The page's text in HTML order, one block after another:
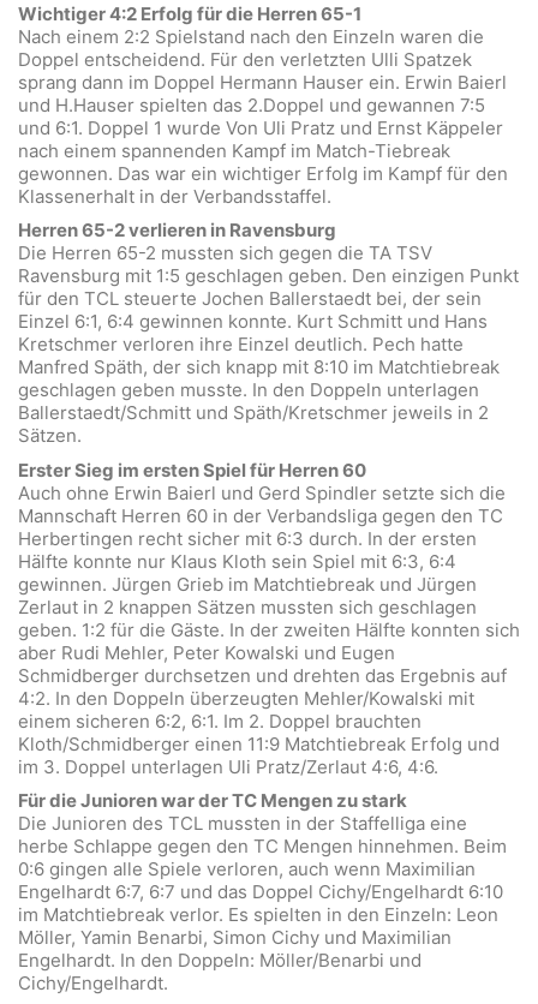
Wichtiger 4:2 Erfolg für die Herren 65-1
Nach einem 2:2 Spielstand nach den Einzeln waren die
Doppel entscheidend. Für den verletzten Ulli Spatzek
sprang dann im Doppel Hermann Hauser ein. Erwin Baierl
und H.Hauser spielten das 2.Doppel und gewannen 7:5
und 6:1. Doppel 1 wurde Von Uli Pratz und Ernst Käppeler
nach einem spannenden Kampf im Match-Tiebreak
gewonnen. Das war ein wichtiger Erfolg im Kampf für den
Klassenerhalt in der Verbandsstaffel.
Herren 65-2 verlieren in Ravensburg
Die Herren 65-2 mussten sich gegen die TA TSV
Ravensburg mit 1:5 geschlagen geben. Den einzigen Punkt
für den TCL steuerte Jochen Ballerstaedt bei, der sein
Einzel 6:1, 6:4 gewinnen konnte. Kurt Schmitt und Hans
Kretschmer verloren ihre Einzel deutlich. Pech hatte
Manfred Späth, der sich knapp mit 8:10 im Matchtiebreak
geschlagen geben musste. In den Doppeln unterlagen
Ballerstaedt/Schmitt und Späth/Kretschmer jeweils in 2
Sätzen.
Erster Sieg im ersten Spiel für Herren 60
Auch ohne Erwin Baierl und Gerd Spindler setzte sich die
Mannschaft Herren 60 in der Verbandsliga gegen den TC
Herbertingen recht sicher mit 6:3 durch. In der ersten
Hälfte konnte nur Klaus Kloth sein Spiel mit 6:3, 6:4
gewinnen. Jürgen Grieb im Matchtiebreak und Jürgen
Zerlaut in 2 knappen Sätzen mussten sich geschlagen
geben. 1:2 für die Gäste. In der zweiten Hälfte konnten sich
aber Rudi Mehler, Peter Kowalski und Eugen
Schmidberger durchsetzen und drehten das Ergebnis auf
4:2. In den Doppeln überzeugten Mehler/Kowalski mit
einem sicheren 6:2, 6:1. Im 2. Doppel brauchten
Kloth/Schmidberger einen 11:9 Matchtiebreak Erfolg und
im 3. Doppel unterlagen Uli Pratz/Zerlaut 4:6, 4:6.
Für die Junioren war der TC Mengen zu stark
Die Junioren des TCL mussten in der Staffelliga eine
herbe Schlappe gegen den TC Mengen hinnehmen. Beim
0:6 gingen alle Spiele verloren, auch wenn Maximilian
Engelhardt 6:7, 6:7 und das Doppel Cichy/Engelhardt 6:10
im Matchtiebreak verlor. Es spielten in den Einzeln: Leon
Möller, Yamin Benarbi, Simon Cichy und Maximilian
Engelhardt. In den Doppeln: Möller/Benarbi und
Cichy/Engelhardt.